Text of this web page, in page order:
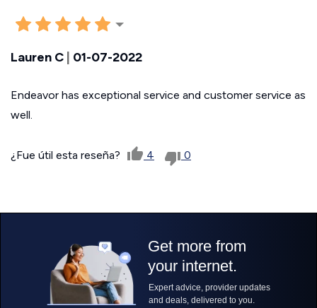
Lauren C | 01-07-2022
Endeavor has exceptional service and customer service as
well.
¿Fue útil esta reseña? 4 0